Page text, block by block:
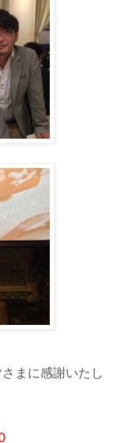
まに感謝いたし